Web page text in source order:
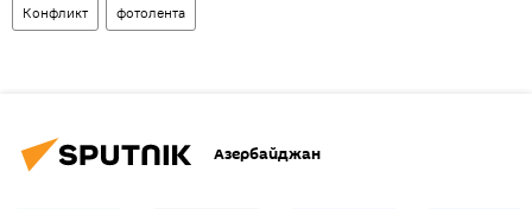
Конфликт фотолента
Азербайджан